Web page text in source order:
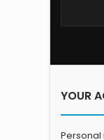
YOUR
Personal